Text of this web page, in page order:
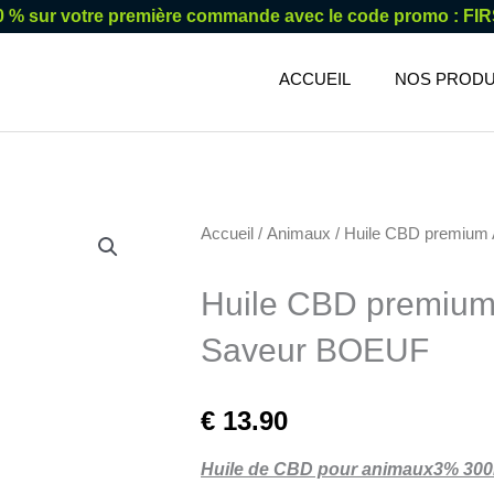
% sur votre première commande avec le code promo :
ACCUEIL NOS
Accueil / Animaux / Huile CBD
Huile CBD
Saveur BOEUF
€ 13.90
Huile de CBD pour animaux3%